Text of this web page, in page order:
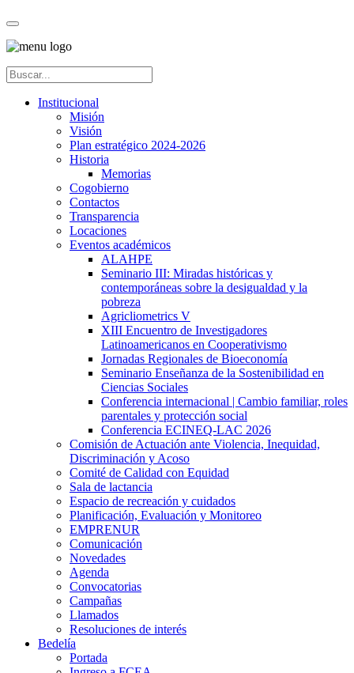
Institucional
Misión
Visión
Plan estratégico 2024-2026
Historia
Memorias
Cogobierno
Contactos
Transparencia
Locaciones
Eventos académicos
ALAHPE
Seminario III: Miradas históricas y
contemporáneas sobre la desigualdad y la
pobreza
Agricliometrics V
XIII Encuentro de Investigadores
Latinoamericanos en Cooperativismo
Jornadas Regionales de Bioeconomía
Seminario Enseñanza de la Sostenibilidad en
Ciencias Sociales
Conferencia internacional | Cambio familiar, roles
parentales y protección social
Conferencia ECINEQ-LAC 2026
Comisión de Actuación ante Violencia, Inequidad,
Discriminación y Acoso
Comité de Calidad con Equidad
Sala de lactancia
Espacio de recreación y cuidados
Planificación, Evaluación y Monitoreo
EMPRENUR
Comunicación
Novedades
Agenda
Convocatorias
Campañas
Llamados
Resoluciones de interés
Bedelía
Portada